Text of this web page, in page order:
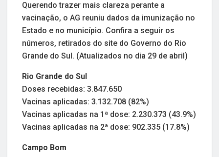
Querendo trazer mais clareza perante a
vacinação, o AG reuniu dados da imunização no
Estado e no município. Confira a seguir os
números, retirados do site do Governo do Rio
Grande do Sul. (Atualizados no dia 29 de abril)
Rio Grande do Sul
Doses recebidas: 3.847.650
Vacinas aplicadas: 3.132.708 (82%)
Vacinas aplicadas na 1ª dose: 2.230.373 (43.9%)
Vacinas aplicadas na 2ª dose: 902.335 (17.8%)
Campo Bom